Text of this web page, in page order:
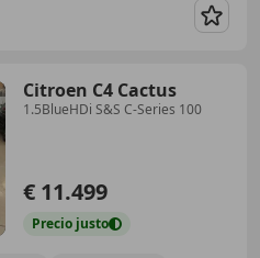
Citroen C4 Cactus
1.5BlueHDi S&S C-Series 100
€ 11.499
Precio justo